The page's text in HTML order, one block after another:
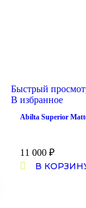
Быстрый
В избранное
Abilta Superior
11 000 ₽
В